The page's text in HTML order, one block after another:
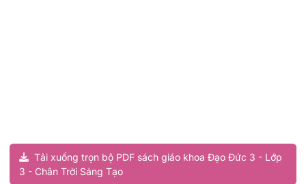
Tải xuống trọn bộ PDF sách giáo khoa Đạo Đức 3 - Lớp
3 - Chân Trời Sáng Tạo